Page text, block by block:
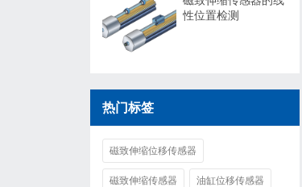
性位置检测
热门标签
磁致伸缩位移传感器
磁致伸缩传感器 油缸位移传感器